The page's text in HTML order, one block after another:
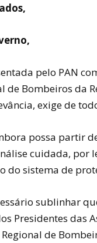
pelo PAN
de Bombeiros da
exige de
possa partir
cuidada, por
do sistema de
sublinhar
Presidentes das
de